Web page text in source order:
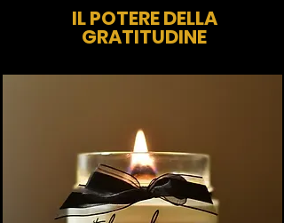
IL POTERE DELLA
GRATITUDINE